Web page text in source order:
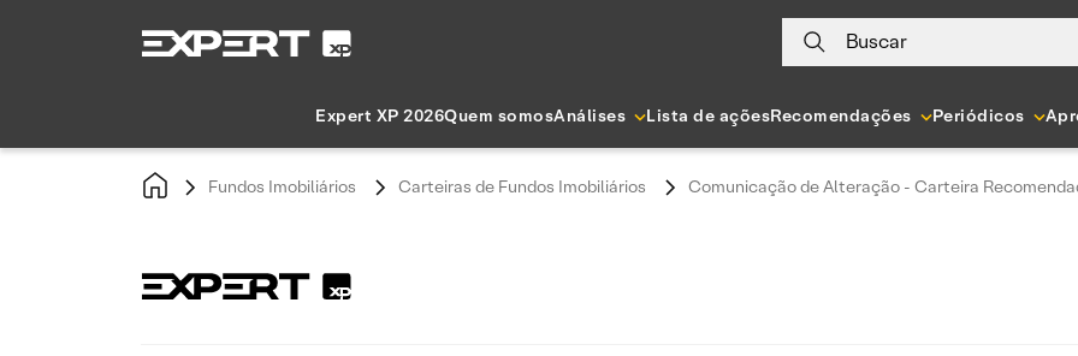
Buscar
Expert XP 2026Quem somosAnálises Lista de açõesRecomendações Periódicos
Fundos Imobiliários Carteiras de Fundos Imobiliários Comunicação de Alteração - Carteira